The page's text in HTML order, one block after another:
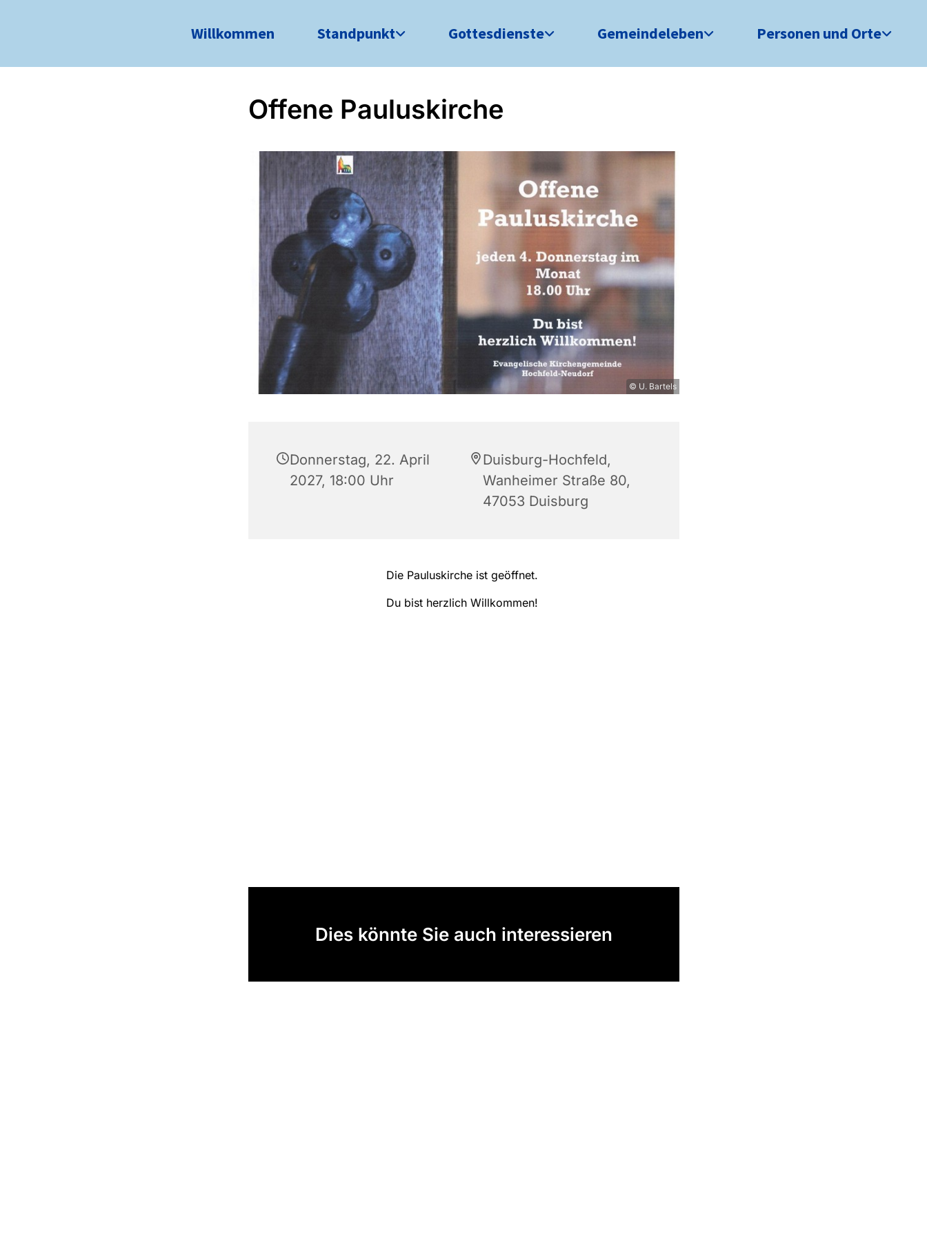
Willkommen Standpunkt Gottesdienste Gemeindeleben Personen und Orte
Offene Pauluskirche
© U. Bartels
Donnerstag, 22. April
2027, 18:00 Uhr
Duisburg-Hochfeld,
Wanheimer Straße 80,
47053 Duisburg
Die Pauluskirche ist geöffnet.
Du bist herzlich Willkommen!
Dies könnte Sie auch interessieren